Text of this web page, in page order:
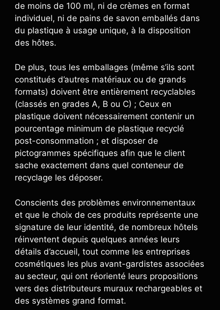
de moins de 100 ml, ni de crèmes en format
individuel, ni de pains de savon emballés dans
du plastique à usage unique, à la disposition
des hôtes.
De plus, tous les emballages (même s’ils sont
constitués d’autres matériaux ou de grands
formats) doivent être entièrement recyclables
(classés en grades A, B ou C) ; Ceux en
plastique doivent nécessairement contenir un
pourcentage minimum de plastique recyclé
post-consommation ; et disposer de
pictogrammes spécifiques afin que le client
sache exactement dans quel conteneur de
recyclage les déposer.
Conscients des problèmes environnementaux
et que le choix de ces produits représente une
signature de leur identité, de nombreux hôtels
réinventent depuis quelques années leurs
détails d’accueil, tout comme les entreprises
cosmétiques les plus avant-gardistes associées
au secteur, qui ont réorienté leurs propositions
vers des distributeurs muraux rechargeables et
des systèmes grand format.